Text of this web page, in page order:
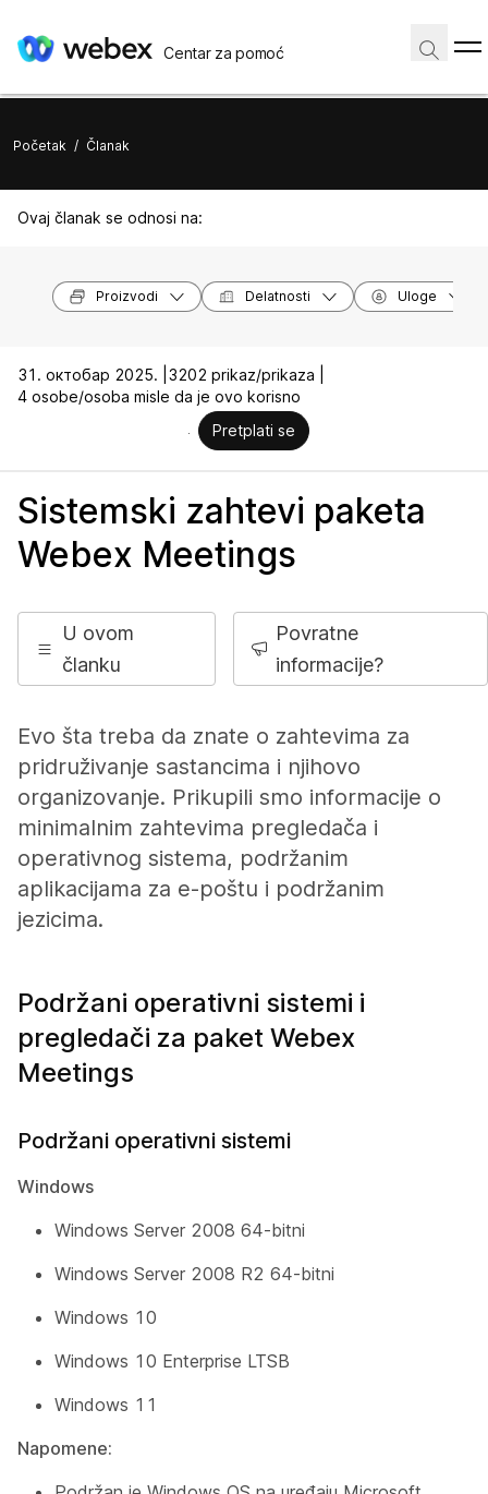
Centar za pomoć
Početak / Članak
Ovaj članak se odnosi na:
Proizvodi Delatnosti Uloge
31. октобар 2025. | 3202 prikaz/prikaza |
4 osobe/osoba misle da je ovo korisno
Pretplati se
Sistemski zahtevi paketa
Webex Meetings
U ovom
članku
Povratne
informacije?
Evo šta treba da znate o zahtevima za
pridruživanje sastancima i njihovo
organizovanje. Prikupili smo informacije o
minimalnim zahtevima pregledača i
operativnog sistema, podržanim
aplikacijama za e-poštu i podržanim
jezicima.
Podržani operativni sistemi i
pregledači za paket Webex
Meetings
Podržani operativni sistemi
Windows
Windows Server 2008 64-bitni
Windows Server 2008 R2 64-bitni
Windows 10
Windows 10 Enterprise LTSB
Windows 11
Napomene: